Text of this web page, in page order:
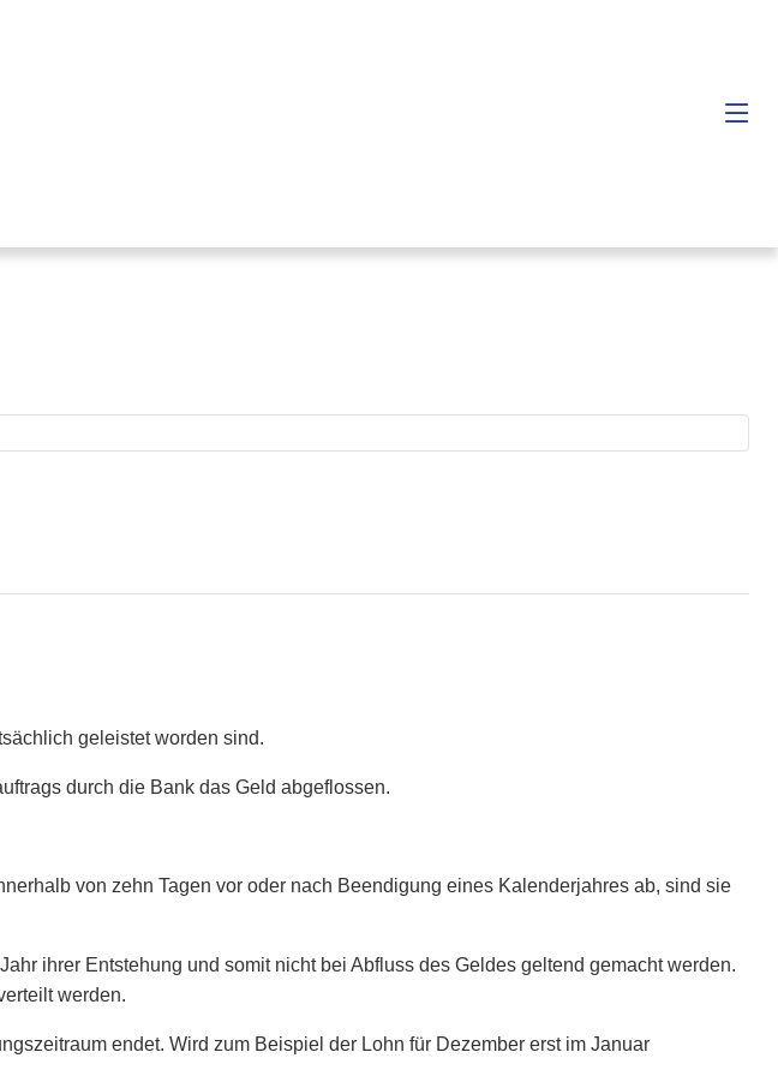
geleistet worden sind.
durch die Bank das Geld abgeflossen.
von zehn Tagen vor oder nach Beendigung eines Kalenderjahres ab, sind sie
ihrer Entstehung und somit nicht bei Abfluss des Geldes geltend gemacht werden.
werden.
endet. Wird zum Beispiel der Lohn für Dezember erst im Januar